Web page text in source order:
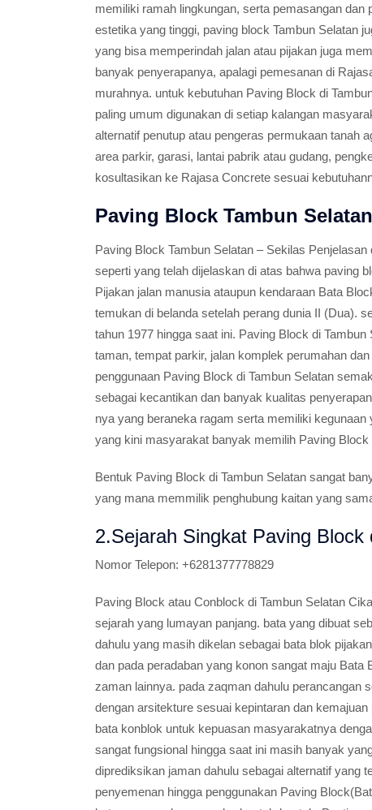
memiliki ramah lingkungan, serta pemasangan
estetika yang tinggi, paving block Tambun Selatan
yang bisa memperindah jalan atau pijakan juga
banyak penyerapanya, apalagi pemesanan di
murahnya. untuk kebutuhan Paving Block di
paling umum digunakan di setiap kalangan
alternatif penutup atau pengeras permukaan tanah
area parkir, garasi, lantai pabrik atau gudang,
kosultasikan ke Rajasa Concrete sesuai
Paving Block Tambun Selatan
Paving Block Tambun Selatan – Sekilas
seperti yang telah dijelaskan di atas bahwa paving
Pijakan jalan manusia ataupun kendaraan Bata
temukan di belanda setelah perang dunia II (Dua).
tahun 1977 hingga saat ini. Paving Block di
taman, tempat parkir, jalan komplek perumahan
penggunaan Paving Block di Tambun Selatan
sebagai kecantikan dan banyak kualitas
nya yang beraneka ragam serta memiliki
yang kini masyarakat banyak memilih Paving
Bentuk Paving Block di Tambun Selatan sangat
yang mana memmilik penghubung kaitan yang
2.Sejarah Singkat Paving Block
Nomor Telepon: +6281377778829
Paving Block atau Conblock di Tambun Selatan
sejarah yang lumayan panjang. bata yang dibuat
dahulu yang masih dikelan sebagai bata blok
dan pada peradaban yang konon sangat maju
zaman lainnya. pada zaqman dahulu perancangan
dengan arsitekture sesuai kepintaran dan
bata konblok untuk kepuasan masyarakatnya
sangat fungsional hingga saat ini masih banyak
diprediksikan jaman dahulu sebagai alternatif yang
penyemenan hingga penggunakan Paving